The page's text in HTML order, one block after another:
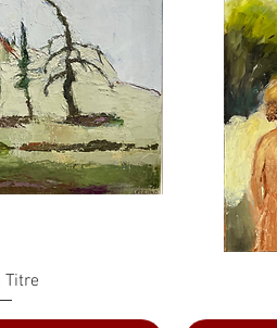
rapide
Titre